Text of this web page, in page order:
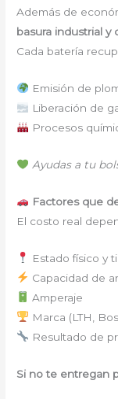
Además de
basura industrial y
Cada batería
Emisión de
Liberación de
Procesos
Ayudas a tu
Factores que
El costo real
Estado físico y
Capacidad de
Amperaje
Marca (LTH,
Resultado de
Si no te entregan